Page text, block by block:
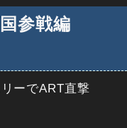
参戦編
ーでART直撃